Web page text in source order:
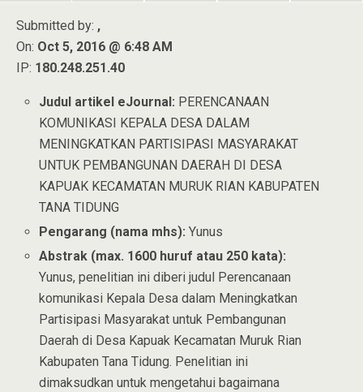
Submitted by: ,
On: Oct 5, 2016 @ 6:48 AM
IP: 180.248.251.40
Judul artikel eJournal: PERENCANAAN
KOMUNIKASI KEPALA DESA DALAM
MENINGKATKAN PARTISIPASI MASYARAKAT
UNTUK PEMBANGUNAN DAERAH DI DESA
KAPUAK KECAMATAN MURUK RIAN KABUPATEN
TANA TIDUNG
Pengarang (nama mhs): Yunus
Abstrak (max. 1600 huruf atau 250 kata):
Yunus, penelitian ini diberi judul Perencanaan
komunikasi Kepala Desa dalam Meningkatkan
Partisipasi Masyarakat untuk Pembangunan
Daerah di Desa Kapuak Kecamatan Muruk Rian
Kabupaten Tana Tidung. Penelitian ini
dimaksudkan untuk mengetahui bagaimana